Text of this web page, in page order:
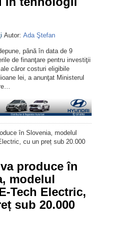
Autor: Ada Ştefan
până în data de 9
de finanţare pentru investiţii
căror costuri eligibile
lei, a anunţat Ministerul
produce în
modelul
Tech Electric,
sub 20.000